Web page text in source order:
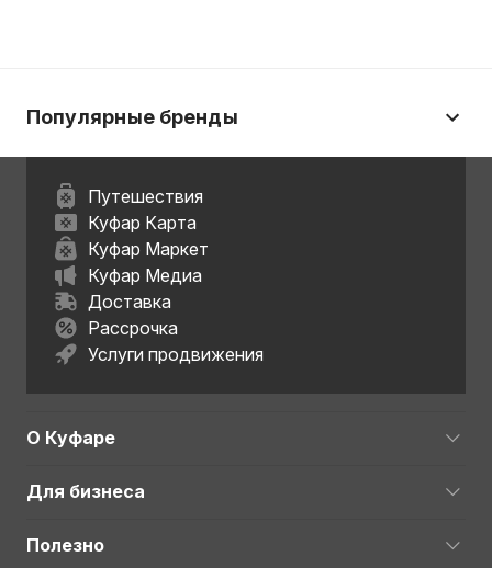
Популярные бренды
Путешествия
Куфар Карта
Куфар Маркет
Куфар Медиа
Доставка
Рассрочка
Услуги продвижения
О Куфаре
Для бизнеса
Полезно